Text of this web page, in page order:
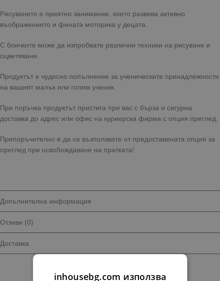
Рисуването е приятно занимание, което развива активно
въображението и фината моторика у децата.
С боичките може да изпробвате различни техники на рисуване и
оцветяване.
Продуктът е чудесно попълнение за ученическите принадлежности
на вашият малък или голям ученик.
При поръчка продуктът пристига при вас с бърза и сигурна
доставка до адрес или офис на куриерска фирма с опция преглед.
Препоръчително е да се възползвате от предоставената опция за
преглед при освобождаване на пратката!
Допълнителна информация
Отзиви (0)
Доставка
inhousebg.com използва